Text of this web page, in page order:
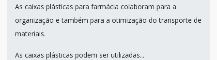
As caixas plásticas para farmácia colaboram para a
organização e também para a otimização do transporte de
materiais.
As caixas plásticas podem ser utilizadas...